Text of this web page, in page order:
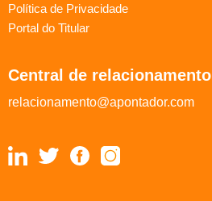
Política de Privacidade
Portal do Titular
Central de relacionamento
relacionamento@apontador.com